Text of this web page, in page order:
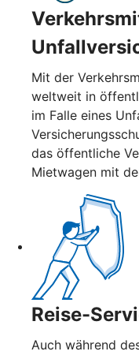
Mit der
weltweit in
im Falle eines
das öffentliche
Mietwagen mit
Reise-
Auch während